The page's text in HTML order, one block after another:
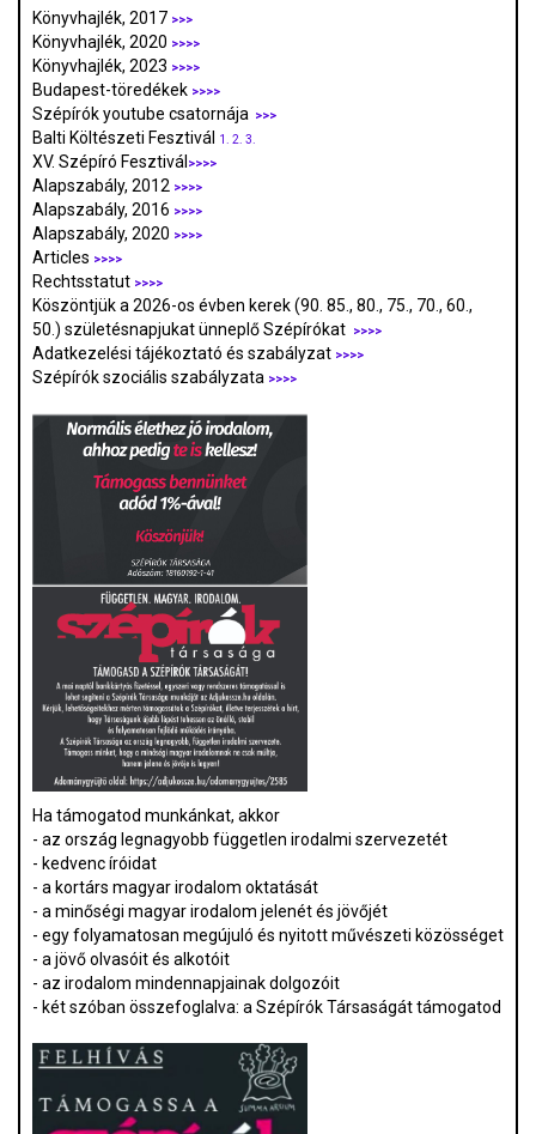
Könyvhajlék, 2017 >>>
Könyvhajlék, 2020 >>>>
Könyvhajlék, 2023 >>>>
Budapest-töredékek >>>>
Szépírók youtube csatornája >>>
Balti Költészeti Fesztivál 1. 2. 3.
XV. Szépíró Fesztivál >>>>
Alapszabály, 2012 >>>>
Alapszabály, 2016 >>>>
Alapszabály, 2020 >>>>
Articles >>>>
Rechtsstatut >>>>
Köszöntjük a 2026-os évben kerek (90. 85., 80., 75., 70., 60.,
50.) születésnapjukat ünneplő Szépírókat
>>>>
Adatkezelési tájékoztató és szabályzat >>>>
Szépírók szociális szabályzata >>>>
Ha támogatod munkánkat, akkor
- az ország legnagyobb független irodalmi szervezetét
- kedvenc íróidat
- a kortárs magyar irodalom oktatását
- a minőségi magyar irodalom jelenét és jövőjét
- egy folyamatosan megújuló és nyitott művészeti közösséget
- a jövő olvasóit és alkotóit
- az irodalom mindennapjainak dolgozóit
- két szóban összefoglalva: a Szépírók Társaságát támogatod